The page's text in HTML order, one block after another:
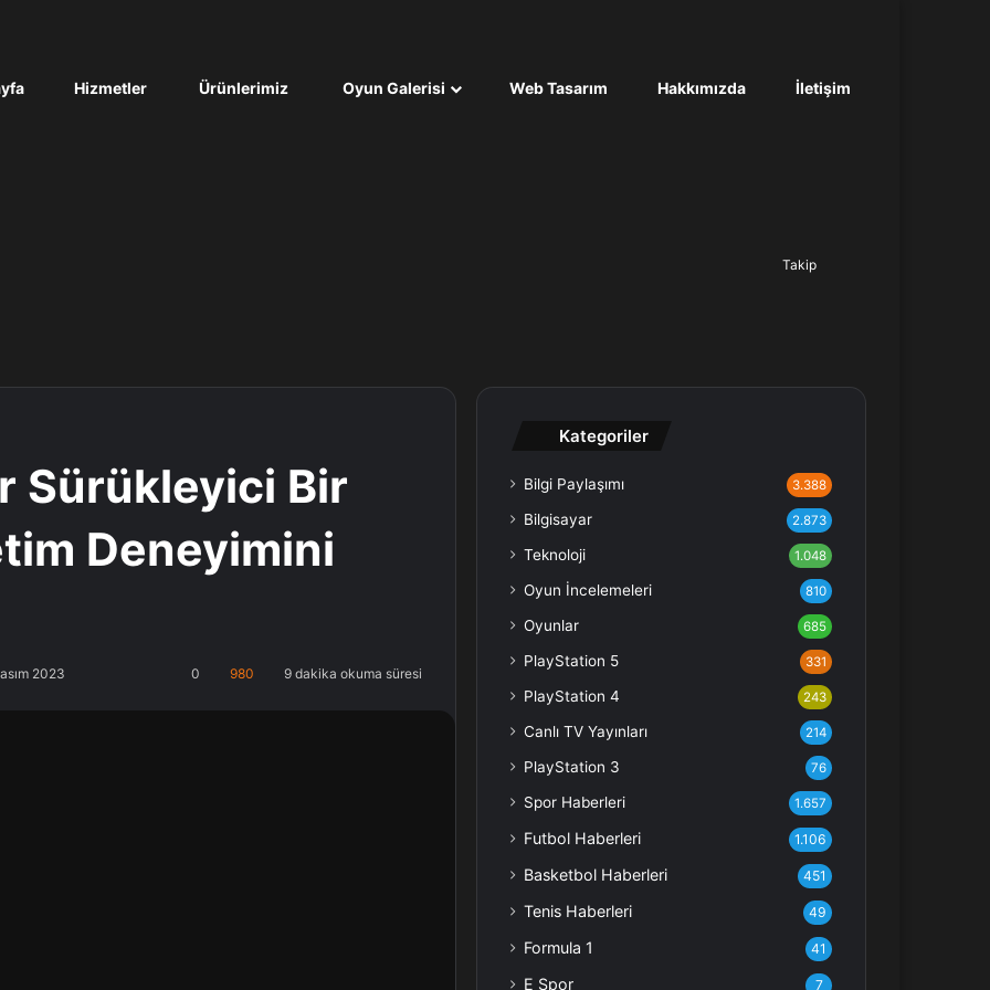
Hizmetler Ürünlerimiz Oyun Galerisi Web Tasarım Hakkımızda İletişim
Takip
Sürükleyici Bir
Deneyimini
2023 0 980 9 dakika okuma süresi
Kategoriler
Bilgi Paylaşımı 3.388
Bilgisayar 2.873
Teknoloji 1.048
Oyun İncelemeleri 810
Oyunlar 685
PlayStation 5 331
PlayStation 4 243
Canlı TV Yayınları 214
PlayStation 3 76
Spor Haberleri 1.657
Futbol Haberleri 1.106
Basketbol Haberleri 451
Tenis Haberleri 49
Formula 1 41
E Spor 7